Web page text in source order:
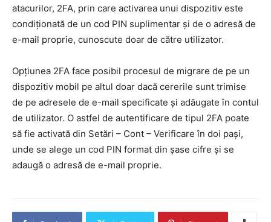
atacurilor, 2FA, prin care activarea unui dispozitiv este
condiționată de un cod PIN suplimentar și de o adresă de
e-mail proprie, cunoscute doar de către utilizator.
Opțiunea 2FA face posibil procesul de migrare de pe un
dispozitiv mobil pe altul doar dacă cererile sunt trimise
de pe adresele de e-mail specificate și adăugate în contul
de utilizator. O astfel de autentificare de tipul 2FA poate
să fie activată din Setări – Cont – Verificare în doi pași,
unde se alege un cod PIN format din șase cifre și se
adaugă o adresă de e-mail proprie.